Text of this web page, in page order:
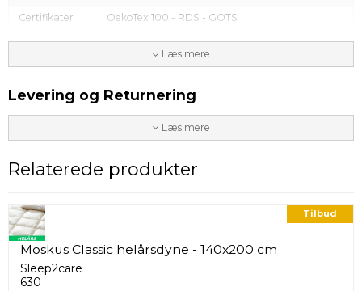
Certifikater OekoTex 100 - RDS - GOTS
Dynetype Dun/fjer
Vask & pleje Op til 60 grader. Bør tumbles med tennisbolde.
Leveringstid 1- 3 dage
Årstid Lun / Helårs,Varm / vinter
Læs mere
Levering og Returnering
Læs mere
Relaterede produkter
Tilbud
Moskus Classic helårsdyne - 140x200 cm
Sleep2care
630